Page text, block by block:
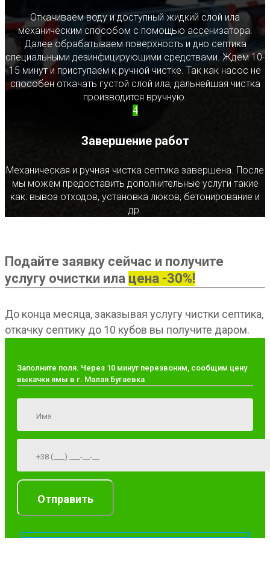
Откачиваем воду и доступный жидкий слой ила
механическим способом с помощью ассенизатора.
Далее обрабатываем поверхность и дно септика
специальными дезинфицирующими средствами. Ждем 10-
15 минут и приступаем к ручной чистке. Так как насос не
способен откачать густой слой ила, дальнейшая чистка
производится вручную.
4
Завершение работ
Механическая и ручная чистка септика завершена. После
мы можем предоставить дополнительные услуги такие
как: вывоз отходов, установка люков, бетонирование и
др.
Подайте заявку сейчас и получите
услугу очистки ила цена -30%!
До конца месяца, заказывая услугу чистки септика,
откачку септику до 10 кубов вы получите даром.
Заполните поля. Через 10 минут перезвоним, сообщим цену
выкачки ямы в г. Малая Бугаевка